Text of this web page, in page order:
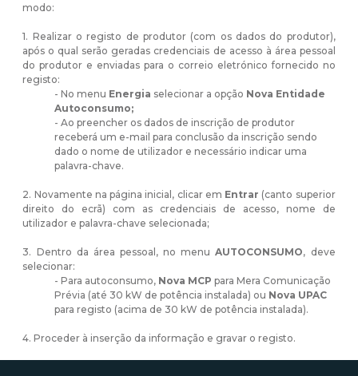
modo:
1. Realizar o registo de produtor (com os dados do produtor),
após o qual serão geradas credenciais de acesso à área pessoal
do produtor e enviadas para o correio eletrónico fornecido no
registo:
- No menu Energia selecionar a opção Nova Entidade
Autoconsumo;
- Ao preencher os dados de inscrição de produtor
receberá um e-mail para conclusão da inscrição sendo
dado o nome de utilizador e necessário indicar uma
palavra-chave.
2. Novamente na página inicial, clicar em Entrar (canto superior
direito do ecrã) com as credenciais de acesso, nome de
utilizador e palavra-chave selecionada;
3. Dentro da área pessoal, no menuAUTOCONSUMO, deve
selecionar:
- Para autoconsumo, Nova MCP para Mera Comunicação
Prévia (até 30 kW de potência instalada) ou Nova UPAC
para registo (acima de 30 kW de potência instalada).
4. Proceder à inserção da informação e gravar o registo.